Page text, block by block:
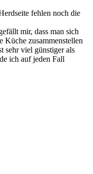
fehlen noch die
mir, dass man sich
Küche zusammenstellen
sehr viel günstiger als
ich auf jeden Fall